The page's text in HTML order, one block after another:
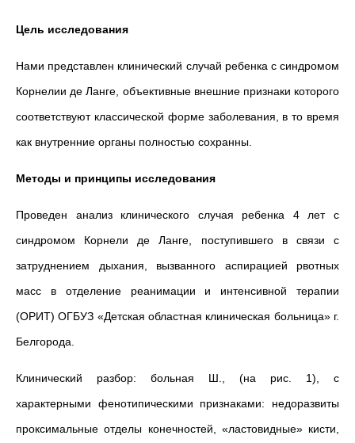
Цель исследования
Нами представлен клинический случай ребенка с синдромом
Корнелии де Ланге, объективные внешние признаки которого
соответствуют классической форме заболевания, в то время
как внутренние органы полностью сохранны.
Методы и принципы исследования
Проведен анализ клинического случая ребенка 4 лет с
синдромом Корнели де Ланге, поступившего в связи с
затруднением дыхания, вызванного аспирацией рвотных
масс в отделение реанимации и интенсивной терапии
(ОРИТ) ОГБУЗ «Детская областная клиническая больница» г.
Белгорода.
Клинический разбор: больная Ш., (на рис. 1), с
характерными фенотипическими признаками: недоразвиты
проксимальные отделы конечностей, «ластовидные» кисти,